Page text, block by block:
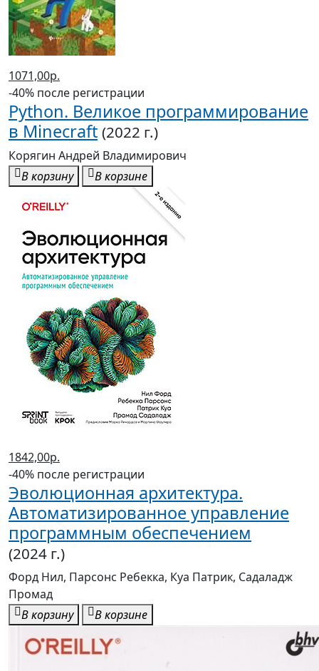
1071,00р.
-40% после регистрации
Python. Великое программирование
в Minecraft (2022 г.)
Корягин Андрей Владимирович
В корзину
В корзине
1842,00р.
-40% после регистрации
Эволюционная архитектура.
Автоматизированное управление
программным обеспечением
(2024 г.)
Форд Нил, Парсонс Ребекка, Куа Патрик, Садаладж
Промад
В корзину
В корзине